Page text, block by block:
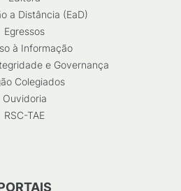
a Distância (EaD)
Egressos
à Informação
e Governança
Colegiados
Ouvidoria
RSC-TAE